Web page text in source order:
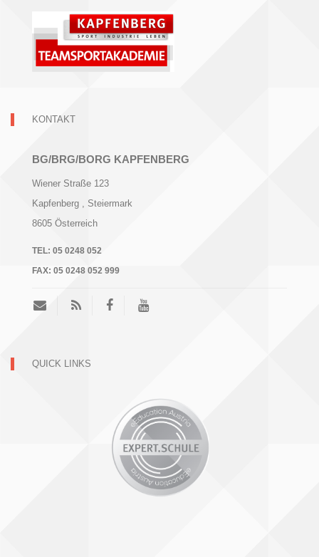
KONTAKT
BG/BRG/BORG KAPFENBERG
Wiener Straße 123
Kapfenberg
, Steiermark
8605 Österreich
TEL: 05 0248 052
FAX: 05 0248 052 999
QUICK LINKS